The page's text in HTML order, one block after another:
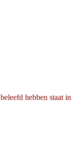
hebben staat in